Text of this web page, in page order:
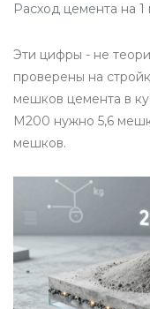
Расход цемента на
Эти цифры - не
проверены на
мешков цемента в
М200 нужно 5,6
мешков.